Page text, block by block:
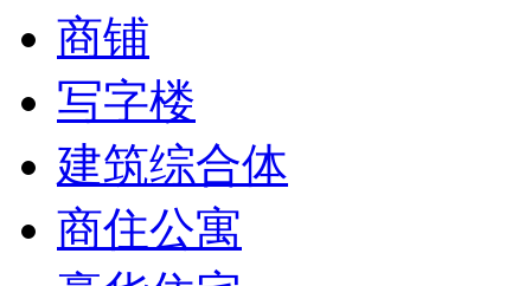
商铺
写字楼
建筑综合体
商住公寓